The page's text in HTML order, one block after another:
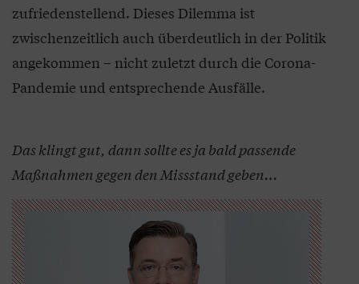
zufriedenstellend. Dieses Dilemma ist
zwischenzeitlich auch überdeutlich in der Politik
angekommen – nicht zuletzt durch die Corona-
Pandemie und entsprechende Ausfälle.
Das klingt gut, dann sollte es ja bald passende
Maßnahmen gegen den Missstand geben…